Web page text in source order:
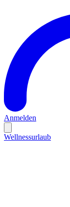
Anmelden
Wellnessurlaub